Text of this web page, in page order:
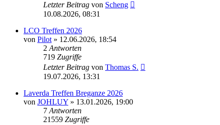
Letzter Beitrag von Scheng
10.08.2026, 08:31
LCO Treffen 2026
von Pilot » 12.06.2026, 18:54
2 Antworten
719 Zugriffe
Letzter Beitrag von Thomas S.
19.07.2026, 13:31
Laverda Treffen Breganze 2026
von JOHLUY » 13.01.2026, 19:00
7 Antworten
21559 Zugriffe